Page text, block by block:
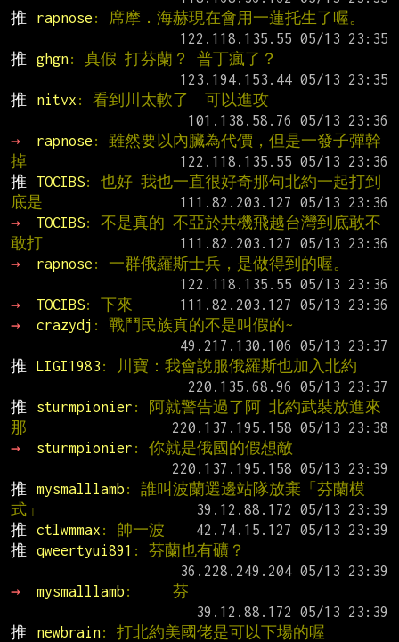
推
rapnose : 席摩．海赫現在會用一蓮托生了喔。
推
ghgn: 真假 打芬蘭？ 普丁瘋了？
推
nitvx : 看到川太軟了  可以進攻
→
rapnose : 雖然要以內臟為代價，但是一發子彈幹
掉
推
TOCIBS: 也好 我也一直很好奇那句北約一起打到
底是
→
TOCIBS: 不是真的 不亞於共機飛越台灣到底敢不
敢打
→
rapnose : 一群俄羅斯士兵，是做得到的喔。
→
TOCIBS: 下來
→
crazydj : 戰鬥民族真的不是叫假的~
推
LIGI1983 : 川寶：我會說服俄羅斯也加入北約
推
sturmpionier : 阿就警告過了阿 北約武裝放進來
那
→
sturmpionier : 你就是俄國的假想敵
推
mysmalllamb : 誰叫波蘭選邊站隊放棄「芬蘭模
式」
推
ctlwmmax : 帥一波
推
qweertyui891 : 芬蘭也有礦？
→
mysmalllamb :     芬
推
newbrain: 打北約美國佬是可以下場的喔